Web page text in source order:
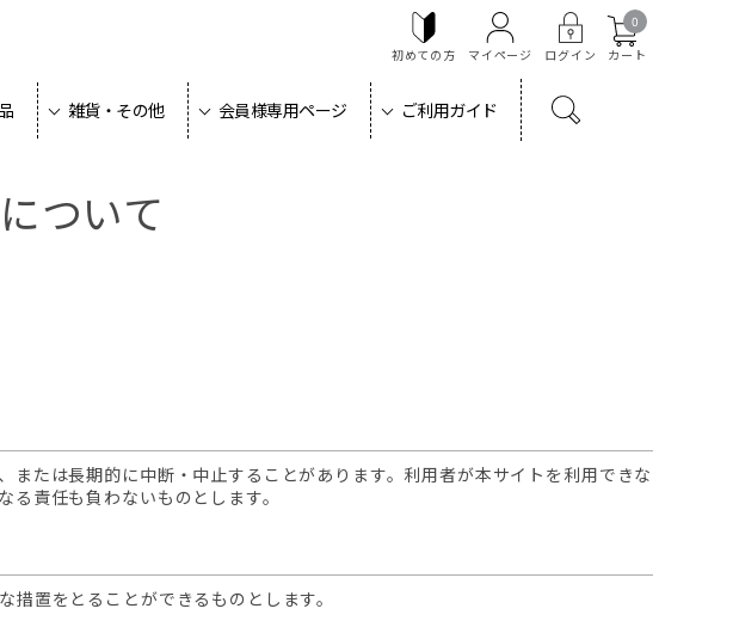
初めての方
マイページ ログイン
0
カート
雑貨・その他 会員様専用ページ ご利用ガイド
ついて
たは長期的に中断・中止することがあります。利用者が本サイトを利用できな
責任も負わないものとします。
置をとることができるものとします。